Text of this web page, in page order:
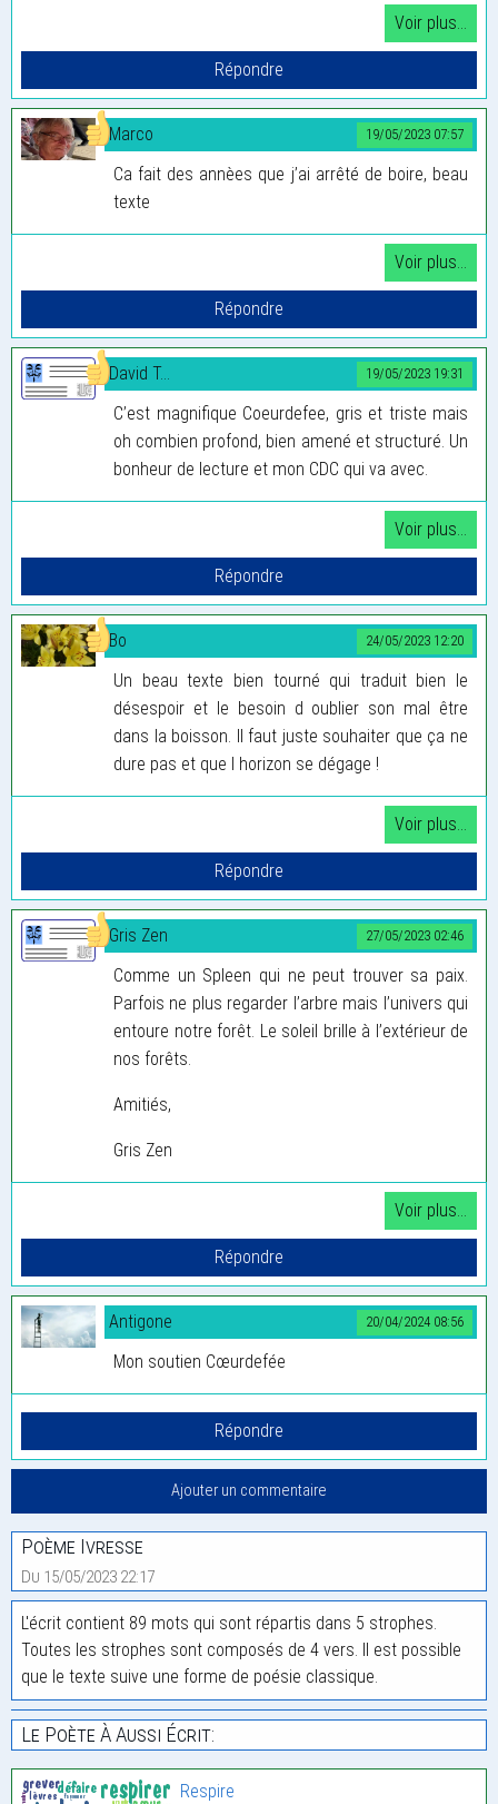
19/05/2023 07:57
Marco
Ca fait des annèes que j’ai arrêté de boire, beau
texte
19/05/2023 19:31
David T...
C’est magnifique Coeurdefee, gris et triste mais
oh combien profond, bien amené et structuré. Un
bonheur de lecture et mon CDC qui va avec.
24/05/2023 12:20
Bo
Un beau texte bien tourné qui traduit bien le
désespoir et le besoin d oublier son mal être
dans la boisson. Il faut juste souhaiter que ça ne
dure pas et que l horizon se dégage !
27/05/2023 02:46
Gris Zen
Comme un Spleen qui ne peut trouver sa paix.
Parfois ne plus regarder l’arbre mais l’univers qui
entoure notre forêt. Le soleil brille à l’extérieur de
nos forêts.
Amitiés,
Gris Zen
20/04/2024 08:56
Antigone
Mon soutien Cœurdefée
Poème Ivresse
Du 15/05/2023 22:17
L'écrit contient 89 mots qui sont répartis dans 5 strophes.
Toutes les strophes sont composés de 4 vers. Il est possible
que le texte suive une forme de poésie classique.
Le Poète À Aussi Écrit:
Respire